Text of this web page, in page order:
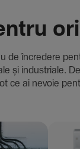
de încre­dere
și indus­triale.
ce ai nevoie